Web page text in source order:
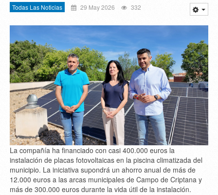
Todas Las Noticias 29 May 2026 332
La compañía ha financiado con casi 400.000 euros la
instalación de placas fotovoltaicas en la piscina climatizada del
municipio. La iniciativa supondrá un ahorro anual de más de
12.000 euros a las arcas municipales de Campo de Criptana y
más de 300.000 euros durante la vida útil de la instalación.